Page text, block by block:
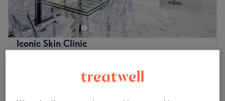
Iconic Skin Clinic
Laat zien op de kaart